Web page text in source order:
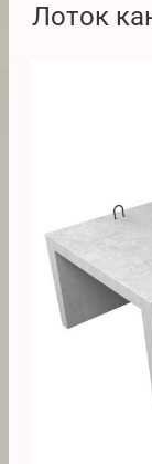
Лоток